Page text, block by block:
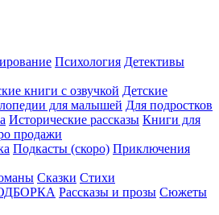
Психология Детективы
книги с озвучкой Детские
для малышей Для подростков
Исторические рассказы Книги для
продажи
Подкасты (скоро) Приключения
Сказки Стихи
Рассказы и прозы Сюжеты